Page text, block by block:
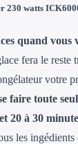
‎230 watts
quand vous
fera le reste
votre
faire toute
20 à 30
les ingédients